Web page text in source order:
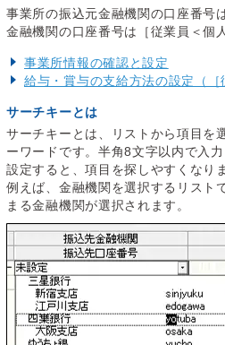
事業所の振込元金融機関の口座番号
金融機関の口座番号は［従業員＜個
事業所情報の確認と設定
給与・賞与の支給方法の設定（［
サーチキーとは
サーチキーとは、リストから項目を
ーワードです。半角8文字以内で入
設定すると、項目を探しやすくなり
例えば、金融機関を選択するリスト
まる金融機関が選択されます。